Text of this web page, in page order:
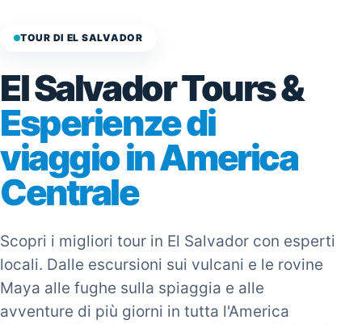
TOUR DI EL SALVADOR
El Salvador Tours &
Esperienze di
viaggio in America
Centrale
Scopri i migliori tour in El Salvador con esperti
locali. Dalle escursioni sui vulcani e le rovine
Maya alle fughe sulla spiaggia e alle
avventure di più giorni in tutta l'America